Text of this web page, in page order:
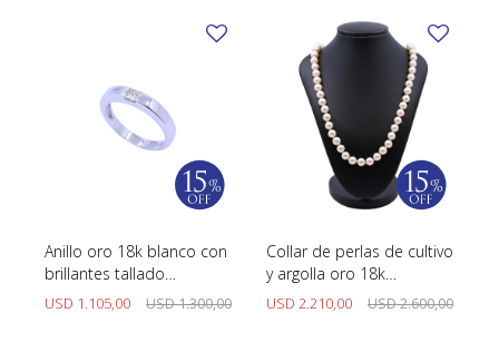
Anillo oro 18k blanco con
brillantes tallado
princesa.
USD 1.105,00 USD1.300,00
Collar de perlas de cultivo
y argolla oro 18k
marinera.
USD 2.210,00 USD2.600,00